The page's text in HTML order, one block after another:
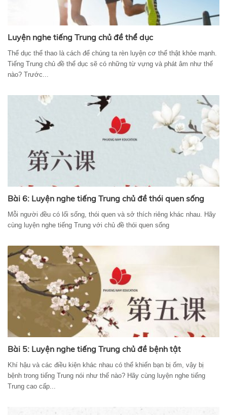
Luyện nghe tiếng Trung chủ đề thể dục
Thể dục thể thao là cách để chúng ta rèn luyện cơ thể thật khỏe mạnh.
Tiếng Trung chủ đề thể dục sẽ có những từ vựng và phát âm như thế
nào? Trước...
Bài 6: Luyện nghe tiếng Trung chủ đề thói quen sống
Mỗi người đều có lối sống, thói quen và sở thích riêng khác nhau. Hãy
cùng luyện nghe tiếng Trung với chủ đề thói quen sống
Bài 5: Luyện nghe tiếng Trung chủ đề bệnh tật
Khí hậu và các điều kiện khác nhau có thể khiến bạn bị ốm, vậy bị
bệnh trong tiếng Trung nói như thế nào? Hãy cùng luyện nghe tiếng
Trung cao cấp...